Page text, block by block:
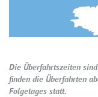
Die Überfahrtszeiten
finden die Überfahrten
Folgetages statt.